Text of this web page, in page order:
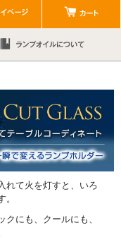
れて火を灯すと、いろ
にも、クールにも、